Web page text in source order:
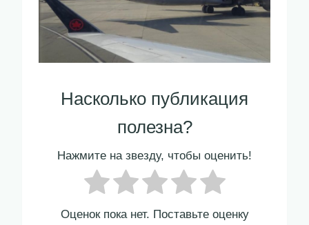
Насколько публикация
полезна?
Нажмите на звезду, чтобы оценить!
Оценок пока нет. Поставьте оценку